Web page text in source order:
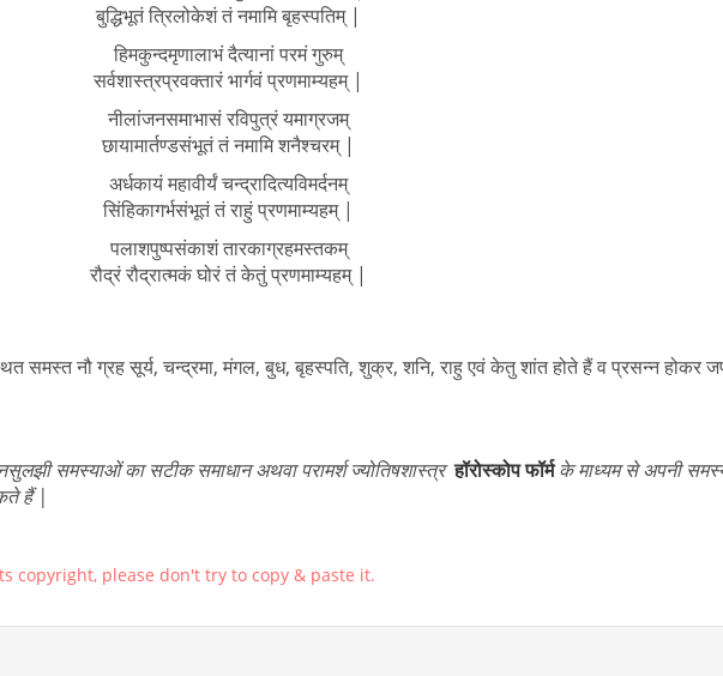
बुद्धिभूतं त्रिलोकेशं तं नमामि बृहस्पतिम् |
हिमकुन्दमृणालाभं दैत्यानां परमं गुरुम्
सर्वशास्त्रप्रवक्तारं भार्गवं प्रणमाम्यहम् |
नीलांजनसमाभासं रविपुत्रं यमाग्रजम्
छायामार्तण्डसंभूतं तं नमामि शनैश्चरम् |
अर्धकायं महावीर्यं चन्द्रादित्यविमर्दनम्
सिंहिकागर्भसंभूतं तं राहुं प्रणमाम्यहम् |
पलाशपुष्पसंकाशं तारकाग्रहमस्तकम्
रौद्रं रौद्रात्मकं घोरं तं केतुं प्रणमाम्यहम् |
समस्त नौ ग्रह सूर्य, चन्द्रमा, मंगल, बुध, बृहस्पति, शुक्र, शनि, राहु एवं केतु शांत होते हैं व प्रसन्न होकर
समस्याओं का सटीक समाधान अथवा परामर्श ज्योतिषशास्त्रहॉरोस्कोप फॉर्म के माध्यम से अपनी
हैं |
copyright, please don't try to copy & paste it.